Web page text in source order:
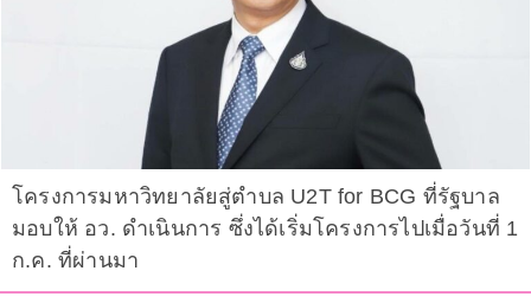
โครงการมหาวิทยาลัยสู่ตำบล U2T for BCG ที่รัฐบาล
มอบให้ อว. ดำเนินการ ซึ่งได้เริ่มโครงการไปเมื่อวันที่ 1
ก.ค. ที่ผ่านมา